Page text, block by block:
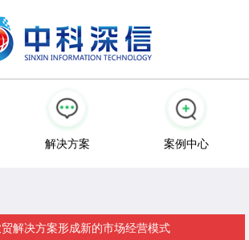
解决方案 案例中心
解决方案形成新的市场经营模式